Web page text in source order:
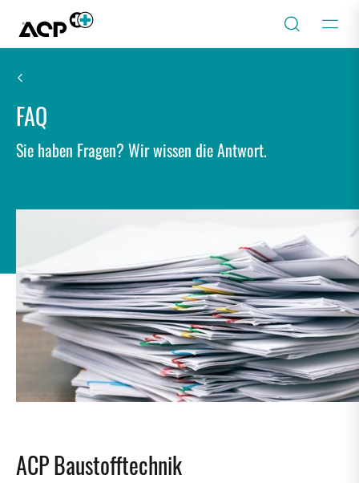
FAQ
Sie haben Fragen? Wir wissen die Antwort.
ACP Baustofftechnik